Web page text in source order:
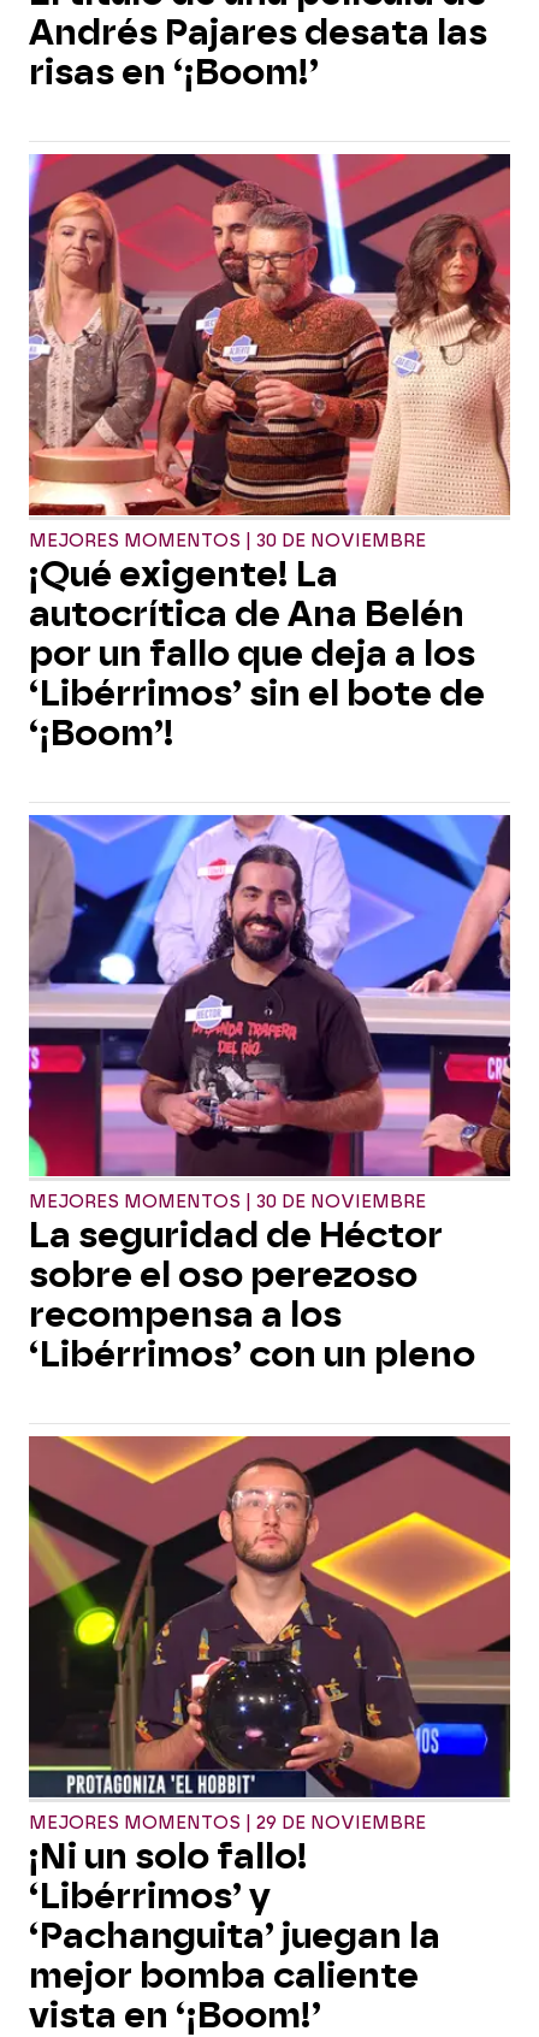
Andrés Pajares desata las
risas en ‘¡Boom!’
MEJORES MOMENTOS | 30 DE NOVIEMBRE
¡Qué exigente! La
autocrítica de Ana Belén
por un fallo que deja a los
‘Libérrimos’ sin el bote de
‘¡Boom’!
MEJORES MOMENTOS | 30 DE NOVIEMBRE
La seguridad de Héctor
sobre el oso perezoso
recompensa a los
‘Libérrimos’ con un pleno
MEJORES MOMENTOS | 29 DE NOVIEMBRE
¡Ni un solo fallo!
‘Libérrimos’ y
‘Pachanguita’ juegan la
mejor bomba caliente
vista en ‘¡Boom!’